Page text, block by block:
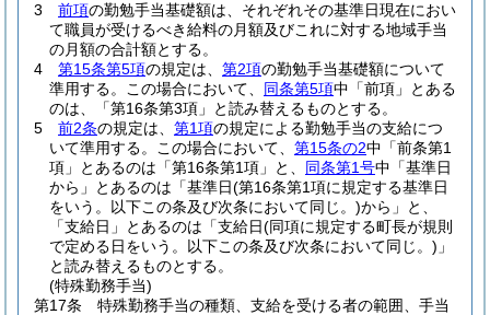
3
前項の勤勉手当基礎額は、それぞれその基準日現在におい
て職員が受けるべき給料の月額及びこれに対する地域手当
の月額の合計額とする。
4
第15条第5項の規定は、 第2項の勤勉手当基礎額について
準用する。
この場合において、 同条第5項中「前項」とある
のは、「第16条第3項」と読み替えるものとする。
5
前2条の規定は、 第1項の規定による勤勉手当の支給につ
いて準用する。
この場合において、 第15条の2中「前条第1
項」とあるのは「第16条第1項」と、 同条第1号中「基準日
から」とあるのは「基準日(第16条第1項に規定する基準日
をいう。以下この条及び次条において同じ。)から」と、
「支給日」とあるのは「支給日(同項に規定する町長が規則
で定める日をいう。以下この条及び次条において同じ。) 」
と読み替えるものとする。
(特殊勤務手当)
第17条
特殊勤務手当の種類、支給を受ける者の範囲、手当